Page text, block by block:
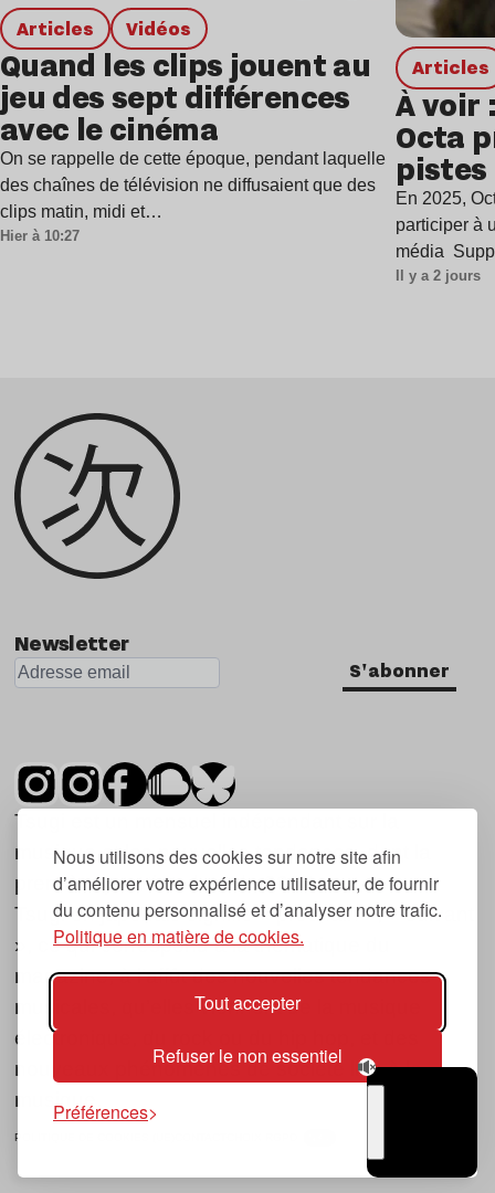
Nous utilisons des cookies sur notre site afin
d’améliorer votre expérience utilisateur, de fournir
du contenu personnalisé et d’analyser notre trafic.
Politique en matière de cookies.
Tout accepter
Refuser le non essentiel
Préférences
Articles Vidéos
Quand les clips jouent au
jeu des sept différences
avec le cinéma
On se rappelle de cette époque, pendant laquelle
des chaînes de télévision ne diffusaient que des
clips matin, midi et…
Hier à 10:27
Articles
À voir
Octa
ère
En 2025,
participer à
média
Il y a 2 jours
Newsletter
S'abonner
Tsugi est un mensuel indépendant sur la
musique et les nouvelles tendances, dont la
première parution date de 2007.
Tsugi en japonais signifie « prochain », « suivant
», ce qui correspond à la thématique du
magazine, à l’affût des nouvelles tendances
musicales, qu’elles viennent de la musique
électronique, du rock ou du hip hop, et des
nouveaux phénomènes de société liés à la
musique.
POLITIQUE DE COOKIES (UE)